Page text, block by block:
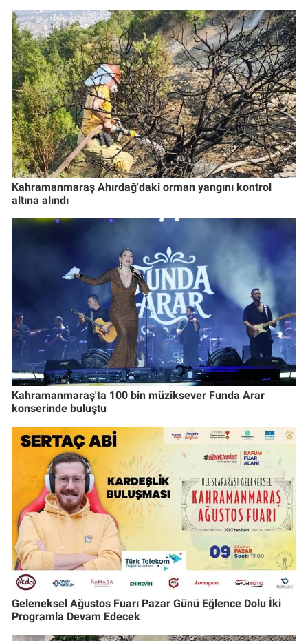
Kahramanmaraş Ahırdağ'daki orman yangını kontrol
altına alındı
Kahramanmaraş'ta 100 bin müziksever Funda Arar
konserinde buluştu
Geleneksel Ağustos Fuarı Pazar Günü Eğlence Dolu İki
Programla Devam Edecek